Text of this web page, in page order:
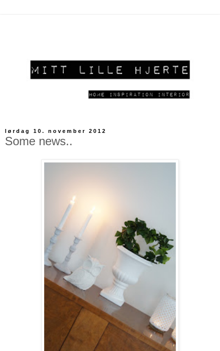
lørdag 10. november 2012
Some news..